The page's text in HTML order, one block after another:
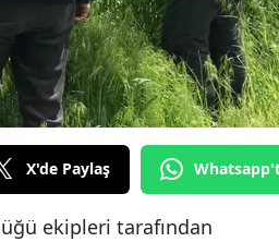
Edirne
Elazığ
Erzincan
Erzurum
X'de Paylaş
ekipleri tarafından